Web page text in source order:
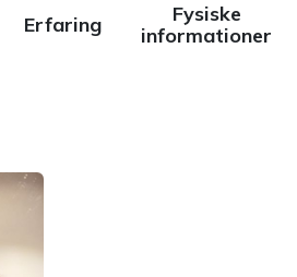
Erfaring
Fysiske
informationer